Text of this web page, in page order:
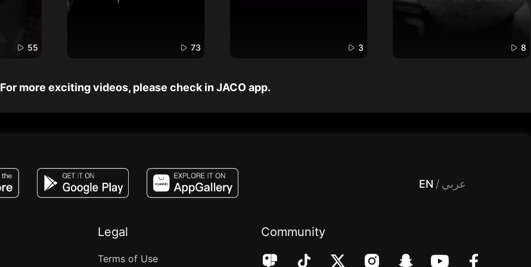
55 73 3 8
For more exciting videos, please check in JACO app.
EN / عربي
Legal
Terms of Use
Community